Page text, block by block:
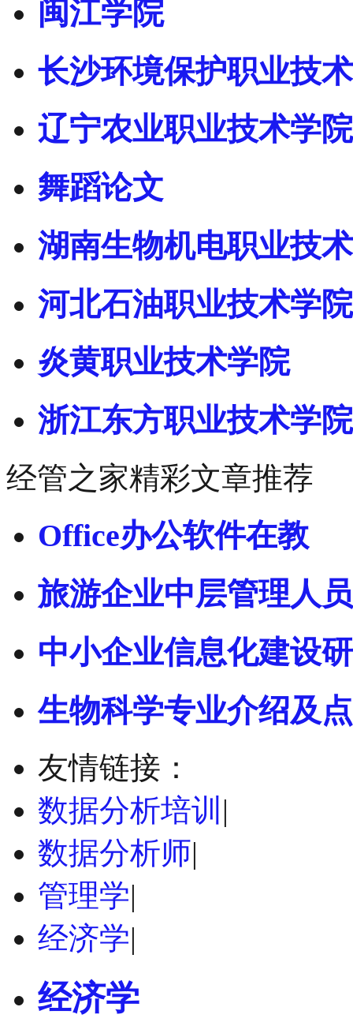
闽江学院
长沙环境保护职业技
辽宁农业职业技术学院
舞蹈论文
湖南生物机电职业技
河北石油职业技术学院
炎黄职业技术学院
浙江东方职业技术学院
经管之家精彩文章推荐
Office办公软件在教
旅游企业中层管理人
中小企业信息化建设
生物科学专业介绍及
友情链接：
数据分析培训 |
数据分析师|
管理学|
经济学|
经济学